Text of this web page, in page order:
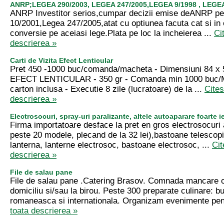
ANRP;LEGEA 290/2003, LEGEA 247/2005,LEGEA 9/1998 ,
ANRP Investitor serios,cumpar decizii emise deANRP
10/2001,Legea 247/2005,atat cu optiunea facuta cat si
conversie pe aceiasi lege.Plata pe loc la incheierea ...
descrierea »
Carti de Vizita Efect Lenticular
Pret 450 -1000 buc/comanda/macheta - Dimensiuni 84 x
EFECT LENTICULAR - 350 gr - Comanda min 1000
carton inclusa - Executie 8 zile (lucratoare) de la ...
descrierea »
Electrosocuri, spray-uri paralizante, altele autoaparare foarte
Firma importatoare desface la pret en gros electrosocuri
peste 20 modele, plecand de la 32 lei),bastoane
lanterna, lanterne electrosoc, bastoane electrosoc, ...
descrierea »
File de salau pane
File de salau pane .Catering Brasov. Comnada mancare
domiciliu si/sau la birou. Peste 300 preparate culinare:
romaneasca si internationala. Organizam evenimente
toata descrierea »